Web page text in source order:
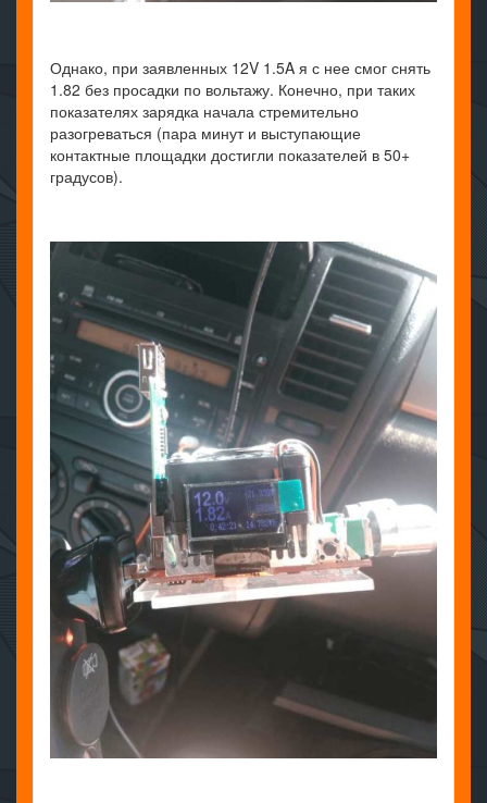
Однако, при заявленных 12V 1.5A я с нее смог снять
1.82 без просадки по вольтажу. Конечно, при таких
показателях зарядка начала стремительно
разогреваться (пара минут и выступающие
контактные площадки достигли показателей в 50+
градусов).